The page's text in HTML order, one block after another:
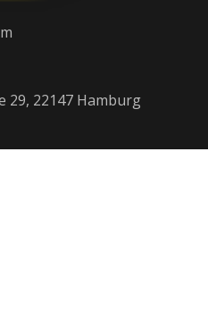
29, 22147 Hamburg